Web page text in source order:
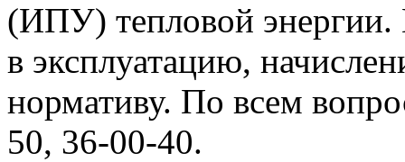
(ИПУ) тепловой энергии.
в эксплуатацию,
нормативу. По всем
50, 36-00-40.